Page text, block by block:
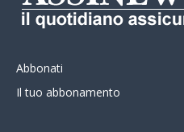
Abbonati
Il tuo abbonamento